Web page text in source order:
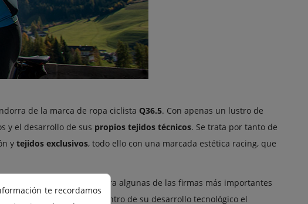
de la marca de ropa ciclista Q36.5. Con apenas un lustro de
y el desarrollo de sus propios tejidos técnicos. Se trata por tanto de
y tejidos exclusivos, todo ello con una marcada estética racing, que
carrera trabajando para algunas de las firmas más importantes
, colocando en el centro de su desarrollo tecnológico el
te recordamos